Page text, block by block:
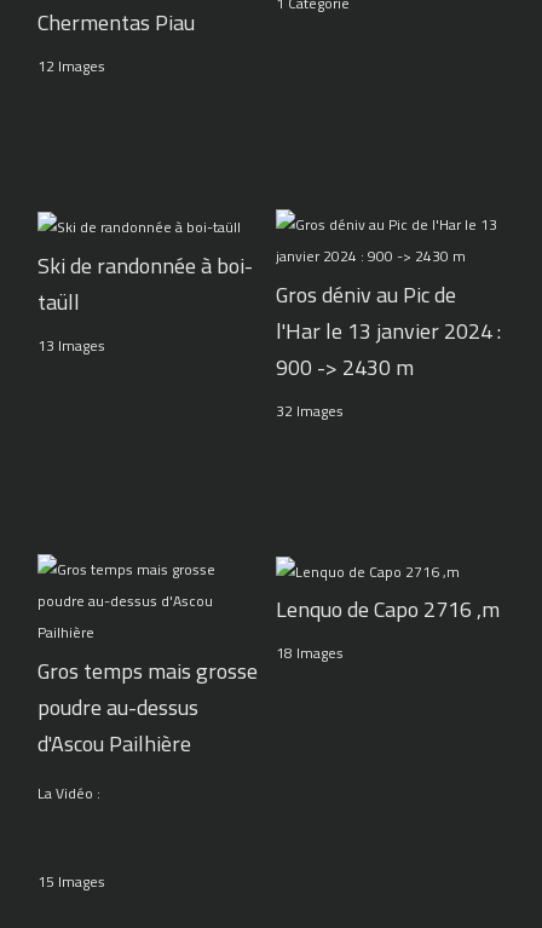
Chermentas Piau
12 Images
Ski de randonnée à boi-
taüll
13 Images
Gros déniv au Pic de
l'Har le 13 janvier 2024 :
900 -> 2430 m
32 Images
Gros temps mais grosse
poudre au-dessus
d'Ascou Pailhière
La Vidéo :
15 Images
Lenquo de Capo 2716 ,m
18 Images